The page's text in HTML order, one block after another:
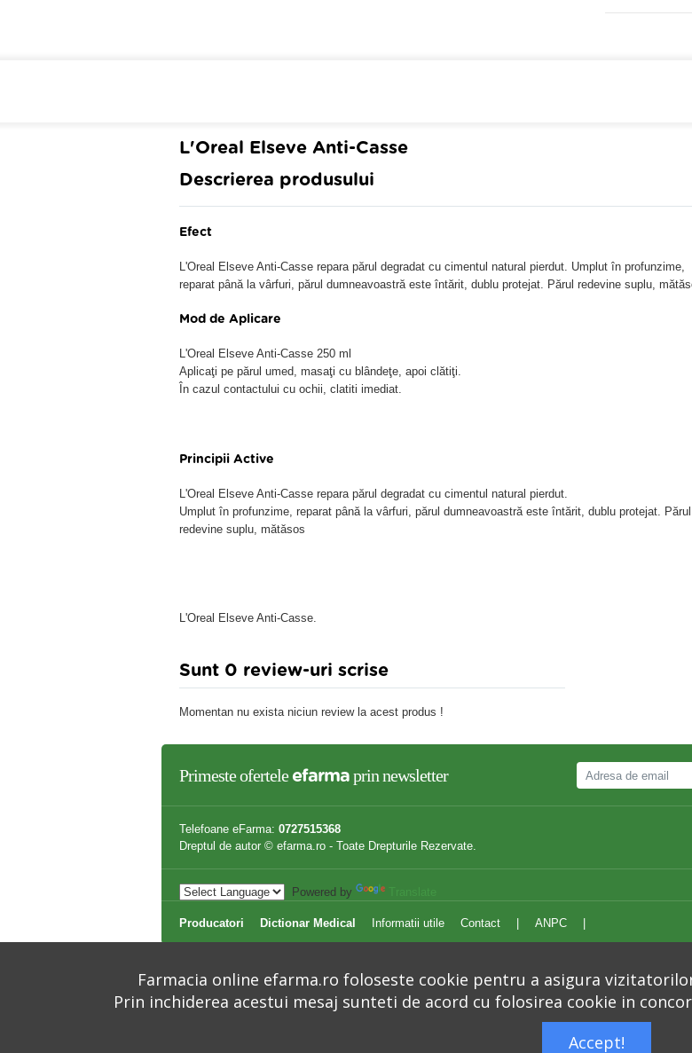
L'Oreal Elseve Anti-Casse
Descrierea produsului
Efect
L'Oreal Elseve Anti-Casse repara părul degradat cu cimentul natural pierdut. Umplut în profunzime,
reparat până la vârfuri, părul dumneavoastră este întărit, dublu protejat. Părul redevine suplu,
Mod de Aplicare
L'Oreal Elseve Anti-Casse 250 ml
Aplicaţi pe părul umed, masaţi cu blândeţe, apoi clătiţi.
În cazul contactului cu ochii, clatiti imediat.
Principii Active
L'Oreal Elseve Anti-Casse repara părul degradat cu cimentul natural pierdut.
Umplut în profunzime, reparat până la vârfuri, părul dumneavoastră este întărit, dublu protejat. Părul
redevine suplu, mătăsos
L'Oreal Elseve Anti-Casse.
Sunt 0 review-uri scrise
Momentan nu exista niciun review la acest produs !
Primeste ofertele efarma prin newsletter
Telefoane eFarma: 0727515368
Dreptul de autor © efarma.ro - Toate Drepturile Rezervate.
Powered by
Producatori Dictionar Medical Informatii utile Contact ANPC
Autoritatea Nationala pentru Protectia
Farmacia online efarma.ro foloseste cookie pentru a asigura
Prin inchiderea acestui mesaj sunteti de acord cu folosirea cookie in
Accept!